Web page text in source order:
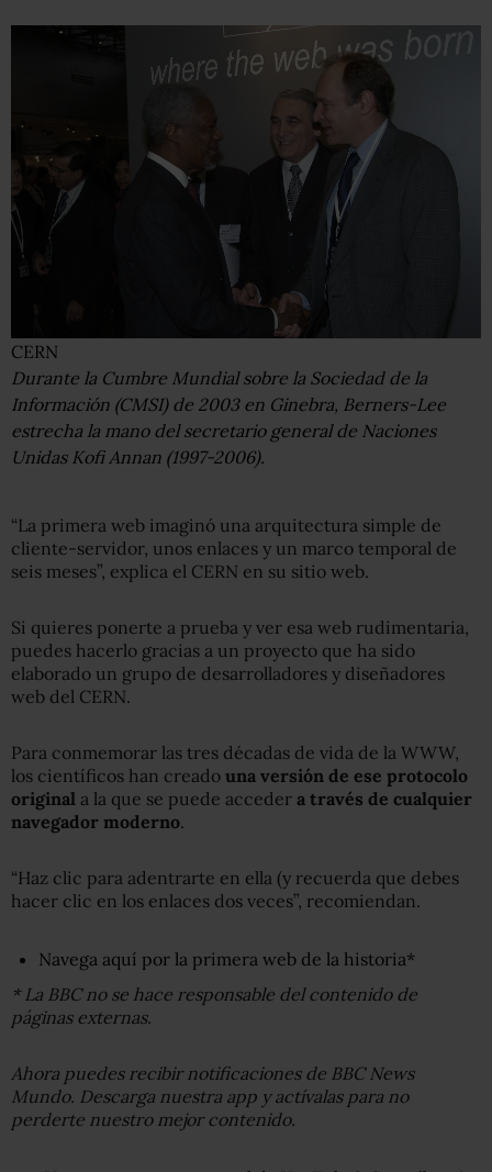
CERN
Durante la Cumbre Mundial sobre la Sociedad de la
Información (CMSI) de 2003 en Ginebra, Berners-Lee
estrecha la mano del secretario general de Naciones
Unidas Kofi Annan (1997-2006).
“La primera web imaginó una arquitectura simple de
cliente-servidor, unos enlaces y un marco temporal de
seis meses”, explica el CERN en su sitio web.
Si quieres ponerte a prueba y ver esa web rudimentaria,
puedes hacerlo gracias a un proyecto que ha sido
elaborado un grupo de desarrolladores y diseñadores
web del CERN.
Para conmemorar las tres décadas de vida de la WWW,
los científicos han creado una versión de ese protocolo
original a la que se puede acceder a través de cualquier
navegador moderno.
“Haz clic para adentrarte en ella (y recuerda que debes
hacer clic en los enlaces dos veces”, recomiendan.
Navega aquí por la primera web de la historia*
* La BBC no se hace responsable del contenido de
páginas externas.
Ahora puedes recibir notificaciones de BBC News
Mundo. Descarga nuestra app y actívalas para no
perderte nuestro mejor contenido.